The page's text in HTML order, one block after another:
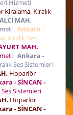
Hizmeti
Kiralama, Kiralık
MAH.
Ankara -
Kiralık Ses
MAH.
Ankara -
Ses Sistemleri
Hoparlör
- SİNCAN -
Sistemleri
Hoparlör
- SİNCAN -